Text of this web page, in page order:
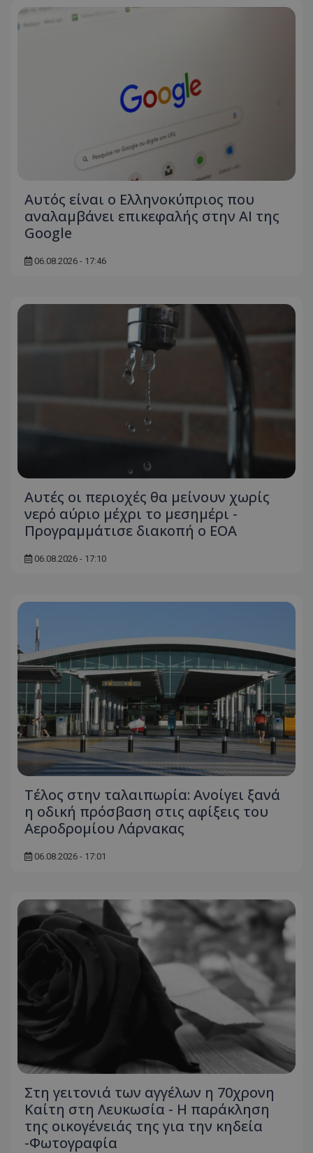
Αυτός είναι ο Ελληνοκύπριος που
αναλαμβάνει επικεφαλής στην ΑΙ της
Google
06.08.2026 - 17:46
Αυτές οι περιοχές θα μείνουν χωρίς
νερό αύριο μέχρι το μεσημέρι -
Προγραμμάτισε διακοπή ο ΕΟΑ
06.08.2026 - 17:10
Τέλος στην ταλαιπωρία: Ανοίγει ξανά
η οδική πρόσβαση στις αφίξεις του
Αεροδρομίου Λάρνακας
06.08.2026 - 17:01
Στη γειτονιά των αγγέλων η 70χρονη
Καίτη στη Λευκωσία - Η παράκληση
της οικογένειάς της για την κηδεία
-Φωτογραφία